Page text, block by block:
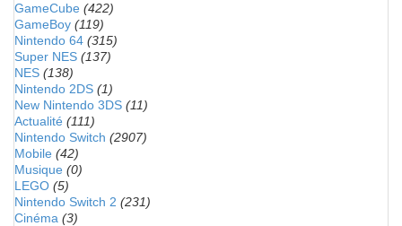
GameCube (422)
GameBoy (119)
Nintendo 64 (315)
Super NES (137)
NES (138)
Nintendo 2DS (1)
New Nintendo 3DS (11)
Actualité (111)
Nintendo Switch (2907)
Mobile (42)
Musique (0)
LEGO (5)
Nintendo Switch 2 (231)
Cinéma (3)